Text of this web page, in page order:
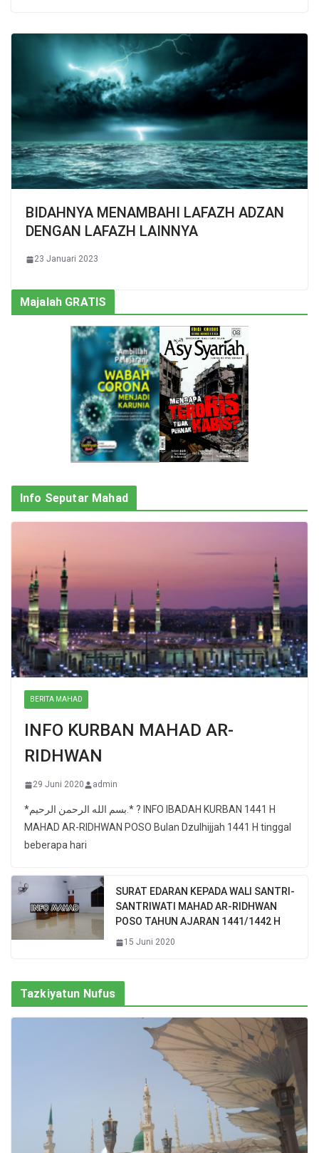
BIDAHNYA MENAMBAHI LAFAZH ADZAN
DENGAN LAFAZH LAINNYA
23 Januari 2023
Majalah GRATIS
Info Seputar Mahad
BERITA MAHAD
INFO KURBAN MAHAD AR-
RIDHWAN
29 Juni 2020 admin
*بسم الله الرحمن الرحيم.* ? INFO IBADAH KURBAN 1441 H
MAHAD AR-RIDHWAN POSO Bulan Dzulhijjah 1441 H tinggal
beberapa hari
SURAT EDARAN KEPADA WALI SANTRI-
SANTRIWATI MAHAD AR-RIDHWAN
POSO TAHUN AJARAN 1441/1442 H
15 Juni 2020
Tazkiyatun Nufus